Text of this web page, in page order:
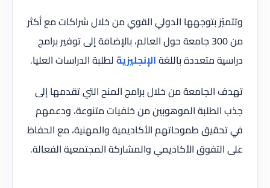
وتتميّز بتوجهها الدولي القوي من خلال شراكات مع أكثر
من 300 جامعة حول العالم، بالإضافة إلى توفير برامج
دراسية متعددة باللغةالإنجليزيةلطلبة الدراسات العليا.
تهدف الجامعة من خلال برامج المنح التي تقدمها إلى
جذب الطلبة الموهوبين من خلفيات متنوعة، ودعمهم
في تحقيق طموحاتهم الأكاديمية والمهنية، مع الحفاظ
على التفوق الأكاديمي والمشاركة المجتمعية الفعالة.